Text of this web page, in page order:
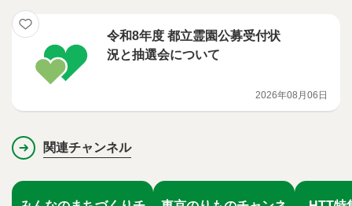
令和8年度 都立霊園公募受付状
況と抽選会について
2026年08月06日
関連チャンネル